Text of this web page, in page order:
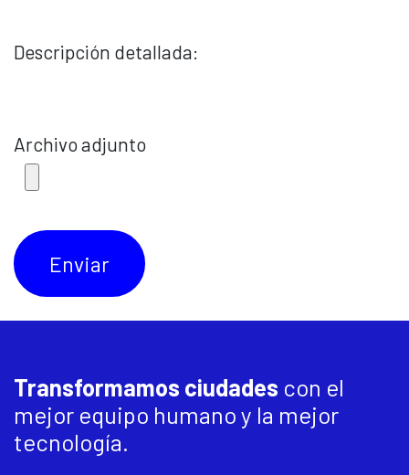
Descripción detallada:
Archivo adjunto
Enviar
Transformamos ciudades con el
mejor equipo humano y la mejor
tecnología.